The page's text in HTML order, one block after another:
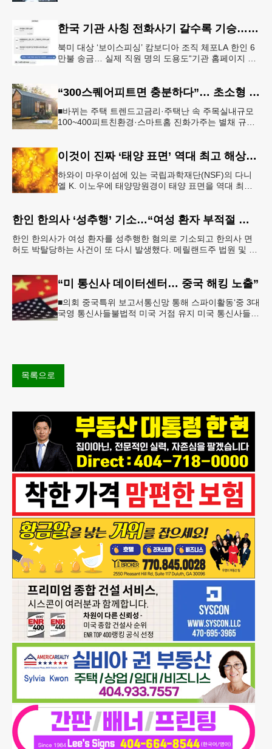
한국 기관 사칭 전화사기 갈수록 기승… 한인 123억 피해
북미 대상 ‘보이스피싱’ 캄보디아 조직 체포LA 한인 6
만불 송금… 실제 직원 명의 도용도“기관 홈페이지 접
“300스퀘어피트면 충분하다”… 초소형 주택 열풍
■바뀌는 주택 트렌드고금리·주택난 속 주목실내규모
100~400피트친환경·스마트홈 진화가주는 별채 규제
이것이 진짜 ‘태양 표면’ 역대 최고 해상도 촬영
하와이 마우이섬에 있는 국립과학재단(NSF)의 다니
엘 K. 이노우에 태양망원경이 태양 표면을 역대 최고
한인 한의사 ‘성추행’ 기소…“여성 환자 부적절 접촉”
한인 한의사가 여성 환자를 성추행한 혐의로 기소되고 한의사 면
허도 박탈당하는 사건이 또 다시 발생했다. 메릴랜드주 법원 및 메
“미 통신사 데이터센터… 중국 해킹 노출”
■의회 중국특위 보고서통신망 통해 스파이활동‘중 3대
국영 통신사들불법적 미국 거점 유지 미국 통신사들이
목록으로